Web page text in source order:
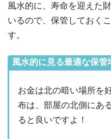
風水的に、寿命を迎えた
いるので、保管しておく
す。
風水的に見る最適な保管
お金は北の暗い場所を
布は、部屋の北側にあ
ると良いですよ！